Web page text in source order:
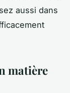
aussi dans
matière